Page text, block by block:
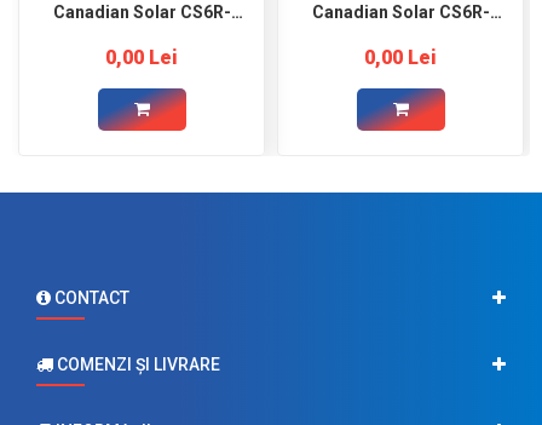
Canadian Solar CS6R-
0,00 Lei
Canadian Solar CS6R-
0,00 Lei
CONTACT
COMENZI ŞI LIVRARE